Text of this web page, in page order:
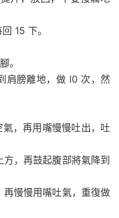
15 下。
。
膀離地，做 l0 次，然
，再用嘴慢慢吐出，吐
，再鼓起腹部將氣降到
慢慢用嘴吐氣，重復做